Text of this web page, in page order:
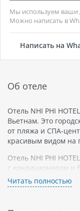
Мы используем ваши
Можно написать в
Написать на
Об отеле
Отель NHI PHI
Вьетнам. Это
от пляжа и СПА-
красивым видом на
Отель NHI PHI
с кондиционером и
также телевизор с
ванных комнатах
Читать полностью